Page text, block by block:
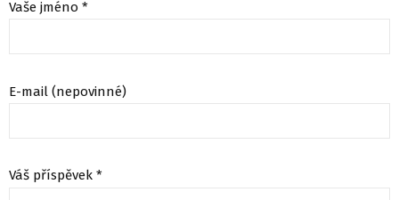
Vaše jméno *
E-mail (nepovinné)
Váš příspěvek *